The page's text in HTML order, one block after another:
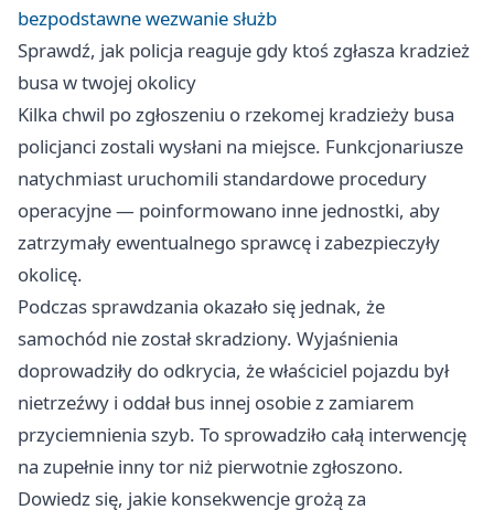
bezpodstawne wezwanie służb
Sprawdź, jak policja reaguje gdy ktoś zgłasza kradzież
busa w twojej okolicy
Kilka chwil po zgłoszeniu o rzekomej kradzieży busa
policjanci zostali wysłani na miejsce. Funkcjonariusze
natychmiast uruchomili standardowe procedury
operacyjne — poinformowano inne jednostki, aby
zatrzymały ewentualnego sprawcę i zabezpieczyły
okolicę.
Podczas sprawdzania okazało się jednak, że
samochód nie został skradziony. Wyjaśnienia
doprowadziły do odkrycia, że właściciel pojazdu był
nietrzeźwy i oddał bus innej osobie z zamiarem
przyciemnienia szyb. To sprowadziło całą interwencję
na zupełnie inny tor niż pierwotnie zgłoszono.
Dowiedz się, jakie konsekwencje grożą za